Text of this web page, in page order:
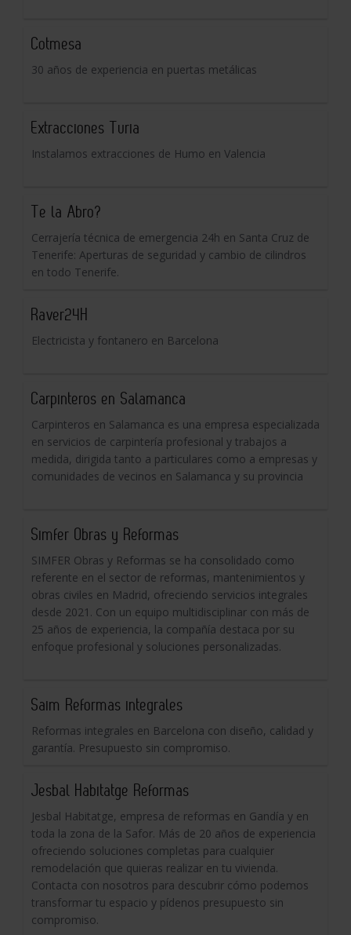
Cotmesa
30 años de experiencia en puertas metálicas
Extracciones Turia
Instalamos extracciones de Humo en Valencia
Te la Abro?
Cerrajería técnica de emergencia 24h en Santa Cruz de
Tenerife: Aperturas de seguridad y cambio de cilindros
en todo Tenerife.
Raver24H
Electricista y fontanero en Barcelona
Carpinteros en Salamanca
Carpinteros en Salamanca es una empresa especializada
en servicios de carpintería profesional y trabajos a
medida, dirigida tanto a particulares como a empresas y
comunidades de vecinos en Salamanca y su provincia
Simfer Obras y Reformas
SIMFER Obras y Reformas se ha consolidado como
referente en el sector de reformas, mantenimientos y
obras civiles en Madrid, ofreciendo servicios integrales
desde 2021. Con un equipo multidisciplinar con más de
25 años de experiencia, la compañía destaca por su
enfoque profesional y soluciones personalizadas.
Saim Reformas integrales
Reformas integrales en Barcelona con diseño, calidad y
garantía. Presupuesto sin compromiso.
Jesbal Habitatge Reformas
Jesbal Habitatge, empresa de reformas en Gandía y en
toda la zona de la Safor. Más de 20 años de experiencia
ofreciendo soluciones completas para cualquier
remodelación que quieras realizar en tu vivienda.
Contacta con nosotros para descubrir cómo podemos
transformar tu espacio y pídenos presupuesto sin
compromiso.